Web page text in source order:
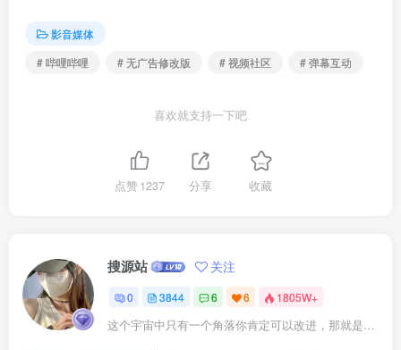
影音媒体
# 哔哩哔哩
# 无广告修改版 # 视频社区 # 弹幕互动
喜欢就支持一下吧
点赞1237 分享 收藏
搜源站 关注
0 3844 6 6 1805W+
这个宇宙中只有一个角落你肯定可以改进，那就是你自己